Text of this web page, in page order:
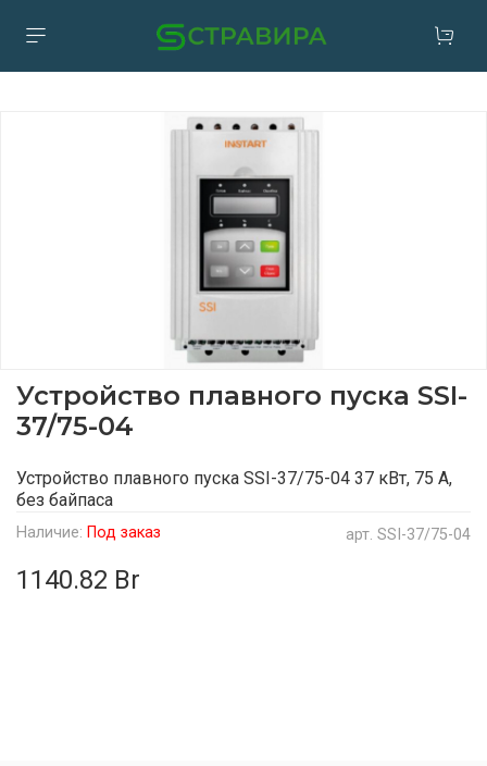
арт. SSI-37/75-04
Наличие: Под заказ
Устройство плавного пуска SSI-
37/75-04
1140.82 Br
Устройство плавного пуска SSI-37/75-04 37 кВт, 75 А,
без байпаса